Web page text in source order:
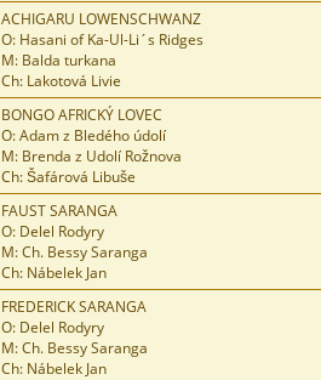
ACHIGARU LOWENSCHWANZ
O: Hasani of Ka-Ul-Li´s Ridges
M: Balda turkana
Ch: Lakotová Livie
BONGO AFRICKÝ LOVEC
O: Adam z Bledého údolí
M: Brenda z Udolí Rožnova
Ch: Šafárová Libuše
FAUST SARANGA
O: Delel Rodyry
M: Ch. Bessy Saranga
Ch: Nábelek Jan
FREDERICK SARANGA
O: Delel Rodyry
M: Ch. Bessy Saranga
Ch: Nábelek Jan